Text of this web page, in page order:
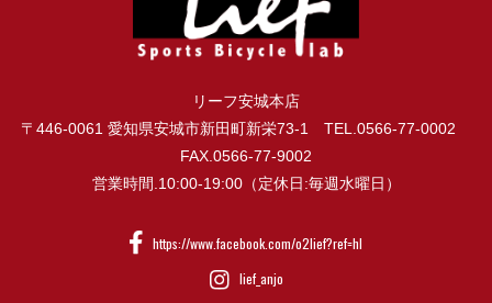
リーフ安城本店
〒446-0061 愛知県安城市新田町新栄73-1 TEL.0566-77-0002
FAX.0566-77-9002
営業時間.10:00-19:00（定休日:毎週水曜日）
https://www.facebook.com/o2lief?ref=hl
lief_anjo